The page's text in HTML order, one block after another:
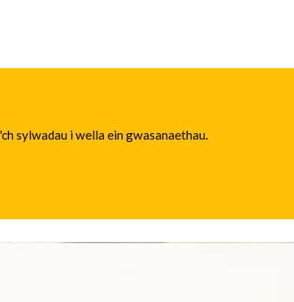
sylwadau i wella ein gwasanaethau.